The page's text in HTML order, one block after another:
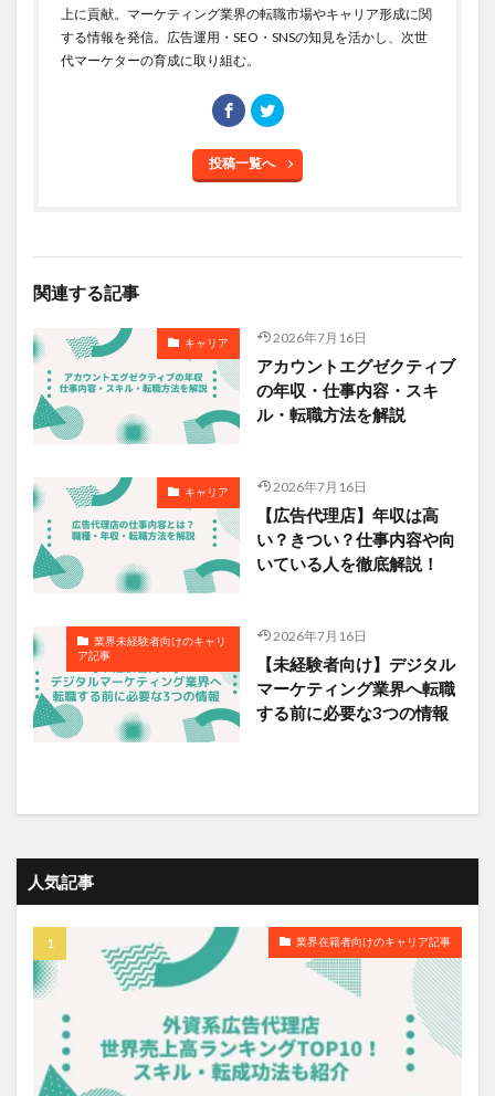
上に貢献。マーケティング業界の転職市場やキャリア形成に関
する情報を発信。広告運用・SEO・SNSの知見を活かし、次世
代マーケターの育成に取り組む。
投稿一覧へ
関連する記事
キャリア 2026年7月16日
アカウントエグゼクティブ
の年収・仕事内容・スキ
ル・転職方法を解説
キャリア 2026年7月16日
【広告代理店】年収は高
い？きつい？仕事内容や向
いている人を徹底解説！
業界未経験者向けのキャリ
ア記事
2026年7月16日
【未経験者向け】デジタル
マーケティング業界へ転職
する前に必要な3つの情報
人気記事
業界在籍者向けのキャリア記事